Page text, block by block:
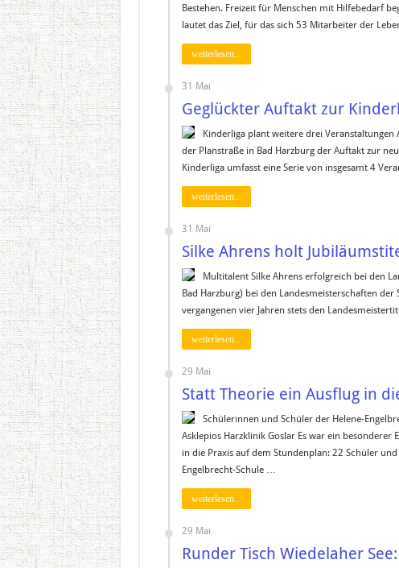
Bestehen. Freizeit für Menschen mit Hilfebedarf
lautet das Ziel, für das sich 53 Mitarbeiter der
weiterlesen...
31 Mai
Geglückter Auftakt zur
Kinderliga plant weitere drei
der Planstraße in Bad Harzburg der Auftakt zur
Kinderliga umfasst eine Serie von insgesamt 4
weiterlesen...
31 Mai
Silke Ahrens holt
Multitalent Silke Ahrens erfolgreich bei den
Bad Harzburg) bei den Landesmeisterschaften
vergangenen vier Jahren stets den
weiterlesen...
29 Mai
Statt Theorie ein Ausflug in
Schülerinnen und Schüler der Helene-
Asklepios Harzklinik Goslar Es war ein besonderer
in die Praxis auf dem Stundenplan: 22 Schüler
Engelbrecht-Schule …
weiterlesen...
29 Mai
Runder Tisch Wiedelaher